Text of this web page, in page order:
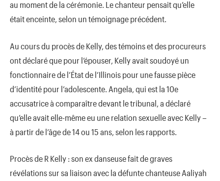
au moment de la cérémonie. Le chanteur pensait qu’elle
était enceinte, selon un témoignage précédent.
Au cours du procès de Kelly, des témoins et des procureurs
ont déclaré que pour l’épouser, Kelly avait soudoyé un
fonctionnaire de l’État de l’Illinois pour une fausse pièce
d’identité pour l’adolescente. Angela, qui est la 10e
accusatrice à comparaître devant le tribunal, a déclaré
qu’elle avait elle-même eu une relation sexuelle avec Kelly –
à partir de l’âge de 14 ou 15 ans, selon les rapports.
Procès de R Kelly : son ex danseuse fait de graves
révélations sur sa liaison avec la défunte chanteuse Aaliyah